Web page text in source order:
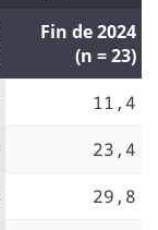
Fin de 2024
(n = 23)
11,4
23,4
29,8